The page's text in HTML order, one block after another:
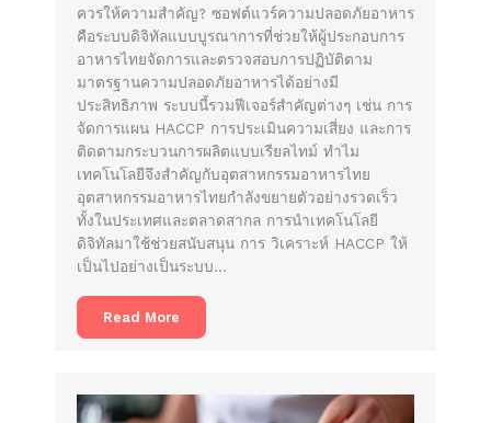
ควรให้ความสำคัญ? ซอฟต์แวร์ความปลอดภัยอาหาร
คือระบบดิจิทัลแบบบูรณาการที่ช่วยให้ผู้ประกอบการ
อาหารไทยจัดการและตรวจสอบการปฏิบัติตาม
มาตรฐานความปลอดภัยอาหารได้อย่างมี
ประสิทธิภาพ ระบบนี้รวมฟีเจอร์สำคัญต่างๆ เช่น การ
จัดการแผน HACCP การประเมินความเสี่ยง และการ
ติดตามกระบวนการผลิตแบบเรียลไทม์ ทำไม
เทคโนโลยีจึงสำคัญกับอุตสาหกรรมอาหารไทย
อุตสาหกรรมอาหารไทยกำลังขยายตัวอย่างรวดเร็ว
ทั้งในประเทศและตลาดสากล การนำเทคโนโลยี
ดิจิทัลมาใช้ช่วยสนับสนุน การ วิเคราะห์ HACCP ให้
เป็นไปอย่างเป็นระบบ…
Read More